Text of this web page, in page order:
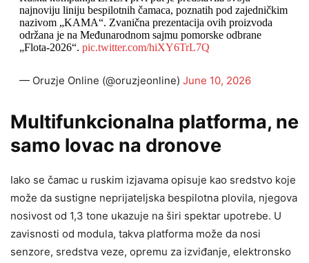
najnoviju liniju bespilotnih čamaca, poznatih pod zajedničkim
nazivom „KAMA“. ​​Zvanična prezentacija ovih proizvoda
održana je na Međunarodnom sajmu pomorske odbrane
„Flota-2026“. pic.twitter.com/hiXY6TrL7Q
— Oruzje Online (@oruzjeonline) June 10, 2026
Multifunkcionalna platforma, ne
samo lovac na dronove
Iako se čamac u ruskim izjavama opisuje kao sredstvo koje
može da sustigne neprijateljska bespilotna plovila, njegova
nosivost od 1,3 tone ukazuje na širi spektar upotrebe. U
zavisnosti od modula, takva platforma može da nosi
senzore, sredstva veze, opremu za izviđanje, elektronsko